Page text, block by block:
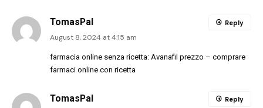
TomasPal
August 8, 2024 at 4:15 am
farmacia online senza ricetta: Avanafil prezzo – comprare
farmaci online con ricetta
Reply
TomasPal Reply